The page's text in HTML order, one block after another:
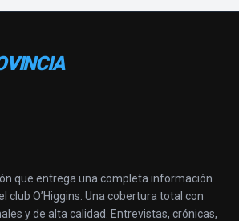
que entrega una completa información
club O’Higgins. Una cobertura total con
y de alta calidad. Entrevistas, crónicas,